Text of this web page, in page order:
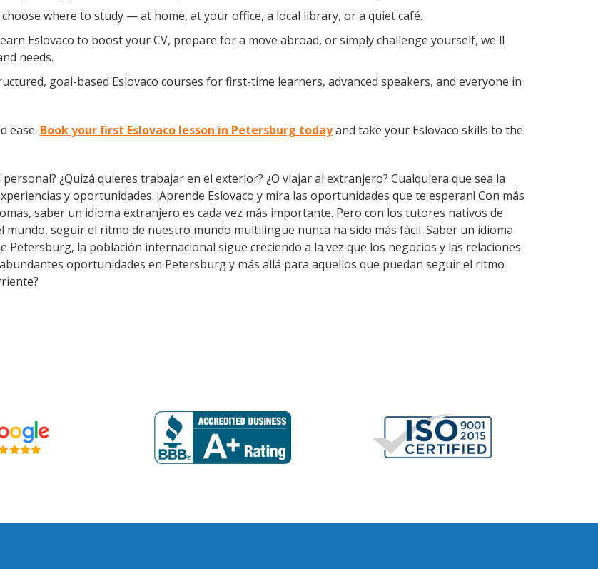
where to study — at home, at your office, a local library, or a quiet café.
Eslovaco to boost your CV, prepare for a move abroad, or simply challenge yourself, we'll
needs.
goal-based Eslovaco courses for first-time learners, advanced speakers, and everyone in
ease. Book your first Eslovaco lesson in Petersburg todayand take your Eslovaco skills to the
¿Quizá quieres trabajar en el exterior? ¿O viajar al extranjero? Cualquiera que sea la
y oportunidades. ¡Aprende Eslovaco y mira las oportunidades que te esperan! Con más
saber un idioma extranjero es cada vez más importante. Pero con los tutores nativos de
mundo, seguir el ritmo de nuestro mundo multilingüe nunca ha sido más fácil. Saber un idioma
la población internacional sigue creciendo a la vez que los negocios y las relaciones
oportunidades en Petersburg y más allá para aquellos que puedan seguir el ritmo